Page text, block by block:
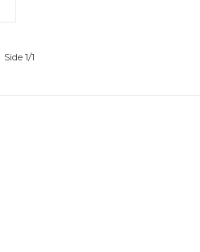
Side 1/1